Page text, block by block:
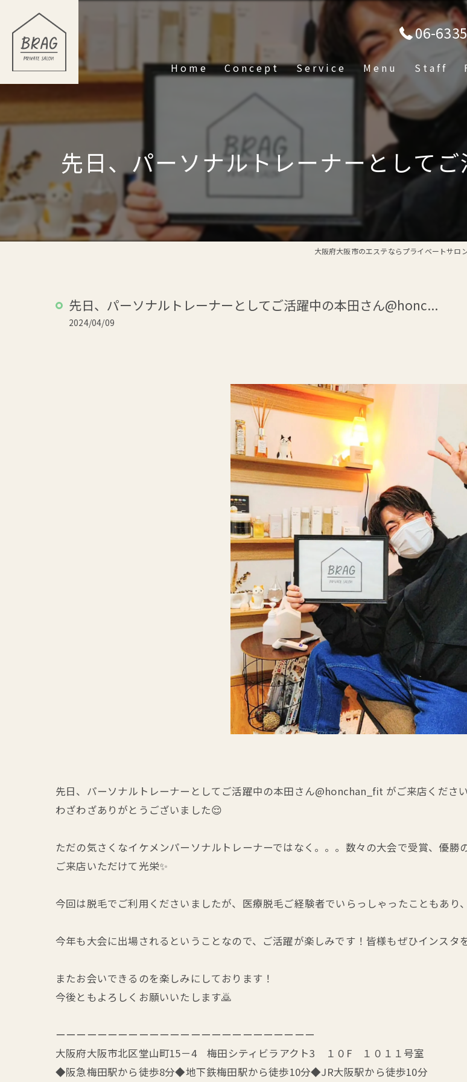
06-
Home Concept Service Menu Staff
先日、パーソナルトレーナーとして
大阪府大阪市のエステならプライベートサロ
先日、パーソナルトレーナーとしてご活躍中の本田さん@honc...
2024/04/09
先日、パーソナルトレーナーとしてご活躍中の本田さん@honchan_fit がご来店くださ
わざわざありがとうございました😌
ただの気さくなイケメンパーソナルトレーナーではなく。。。数々の大会で受賞、優勝
ご来店いただけて光栄✨
今回は脱毛でご利用くださいましたが、医療脱毛ご経験者でいらっしゃったこともあり
今年も大会に出場されるということなので、ご活躍が楽しみです！皆様もぜひインスタ
またお会いできるのを楽しみにしております！
今後ともよろしくお願いいたします🙇
ーーーーーーーーーーーーーーーーーーーーーーーーー
大阪府大阪市北区堂山町15－4 梅田シティビラアクト3 １０F １０１１号室
◆阪急梅田駅から徒歩8分◆地下鉄梅田駅から徒歩10分◆JR大阪駅から徒歩10分